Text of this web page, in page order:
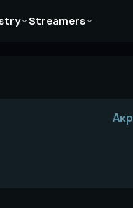
Streamers
Статьи